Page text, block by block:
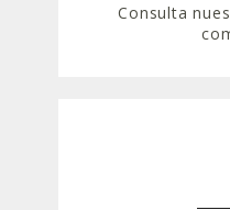
Consulta